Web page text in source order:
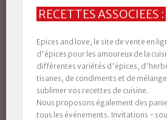
RECETTES ASSOCIEES :
Epices and love, le site de vente en
d'épices pour les amoureux de la
différentes variétés d'épices,
tisanes, de condiments et de
sublimer vos recettes de cuisine.
Nous proposons également des
tous les événements. Invitations -